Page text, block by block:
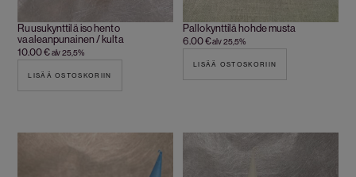
Ruusukynttilä iso hento
vaaleanpunainen / kulta
10.00€alv 25,5%
LISÄÄ OSTOSKORIIN
Pallokynttilä hohde musta
6.00€alv 25,5%
LISÄÄ OSTOSKORIIN